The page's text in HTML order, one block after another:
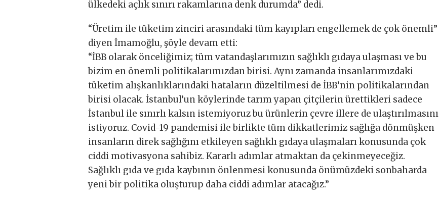
ülkedeki açlık sınırı rakamlarına denk durumda” dedi.
“Üretim ile tüketim zinciri arasındaki tüm kayıpları engellemek de çok önemli”
diyen İmamoğlu, şöyle devam etti:
“İBB olarak önceliğimiz; tüm vatandaşlarımızın sağlıklı gıdaya ulaşması ve bu
bizim en önemli politikalarımızdan birisi. Aynı zamanda insanlarımızdaki
tüketim alışkanlıklarındaki hataların düzeltilmesi de İBB’nin politikalarından
birisi olacak. İstanbul’un köylerinde tarım yapan çitçilerin ürettikleri sadece
İstanbul ile sınırlı kalsın istemiyoruz bu ürünlerin çevre illere de ulaştırılmasını
istiyoruz. Covid-19 pandemisi ile birlikte tüm dikkatlerimiz sağlığa dönmüşken
insanların direk sağlığını etkileyen sağlıklı gıdaya ulaşmaları konusunda çok
ciddi motivasyona sahibiz. Kararlı adımlar atmaktan da çekinmeyeceğiz.
Sağlıklı gıda ve gıda kaybının önlenmesi konusunda önümüzdeki sonbaharda
yeni bir politika oluşturup daha ciddi adımlar atacağız.”